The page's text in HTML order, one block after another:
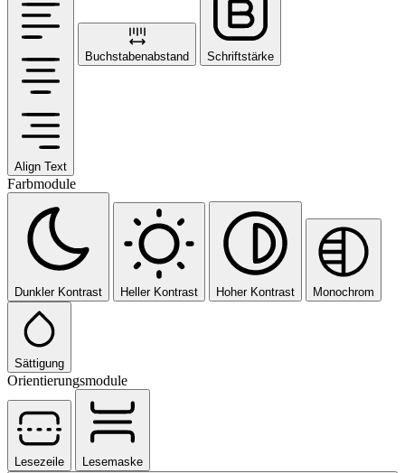
Align Text
Buchstabenabstand Schriftstärke
Farbmodule
Dunkler Kontrast Heller Kontrast Hoher Kontrast Monochrom
Sättigung
Orientierungsmodule
Lesezeile
Lesemaske